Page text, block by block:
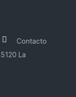
Contacto
La